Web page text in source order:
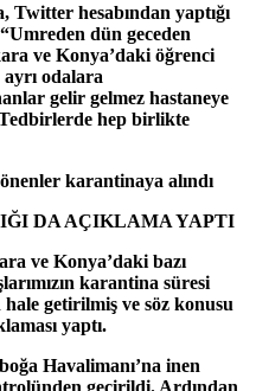
Twitter hesabından yaptığı
dün geceden
ve Konya’daki öğrenci
odalara
gelir gelmez hastaneye
Tedbirlerde hep birlikte
karantinaya alındı
DA AÇIKLAMA YAPTI
ve Konya’daki bazı
karantina süresi
getirilmiş ve söz konusu
yaptı.
Havalimanı’na inen
geçirildi. Ardından